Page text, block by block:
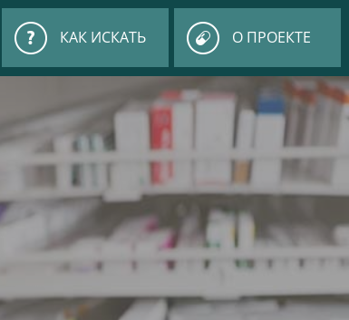
КАК ИСКАТЬ О ПРОЕКТЕ